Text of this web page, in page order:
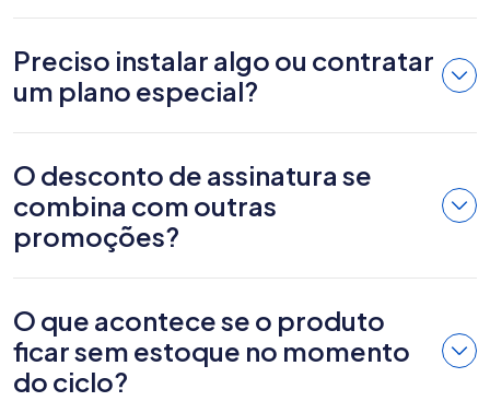
Preciso instalar algo ou contratar
um plano especial?
O desconto de assinatura se
combina com outras
promoções?
O que acontece se o produto
ficar sem estoque no momento
do ciclo?